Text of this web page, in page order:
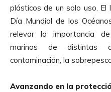
plásticos de un solo uso.
Día Mundial de los
relevar la importancia
marinos de distintas
contaminación, la
Avanzando en la